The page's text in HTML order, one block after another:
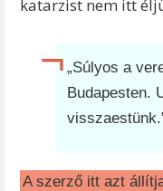
katarzist nem itt
„Súlyos a
Budapesten.
A szerző itt azt